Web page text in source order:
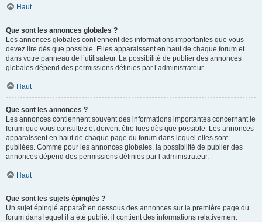
Haut
Que sont les annonces globales ?
Les annonces globales contiennent des informations importantes que vous
devez lire dès que possible. Elles apparaissent en haut de chaque forum et
dans votre panneau de l’utilisateur. La possibilité de publier des annonces
globales dépend des permissions définies par l’administrateur.
Haut
Que sont les annonces ?
Les annonces contiennent souvent des informations importantes concernant le
forum que vous consultez et doivent être lues dès que possible. Les annonces
apparaissent en haut de chaque page du forum dans lequel elles sont
publiées. Comme pour les annonces globales, la possibilité de publier des
annonces dépend des permissions définies par l’administrateur.
Haut
Que sont les sujets épinglés ?
Un sujet épinglé apparaît en dessous des annonces sur la première page du
forum dans lequel il a été publié. il contient des informations relativement